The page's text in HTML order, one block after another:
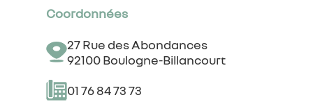
Coordonnées
27 Rue des Abondances
92100 Boulogne-Billancourt
01 76 84 73 73